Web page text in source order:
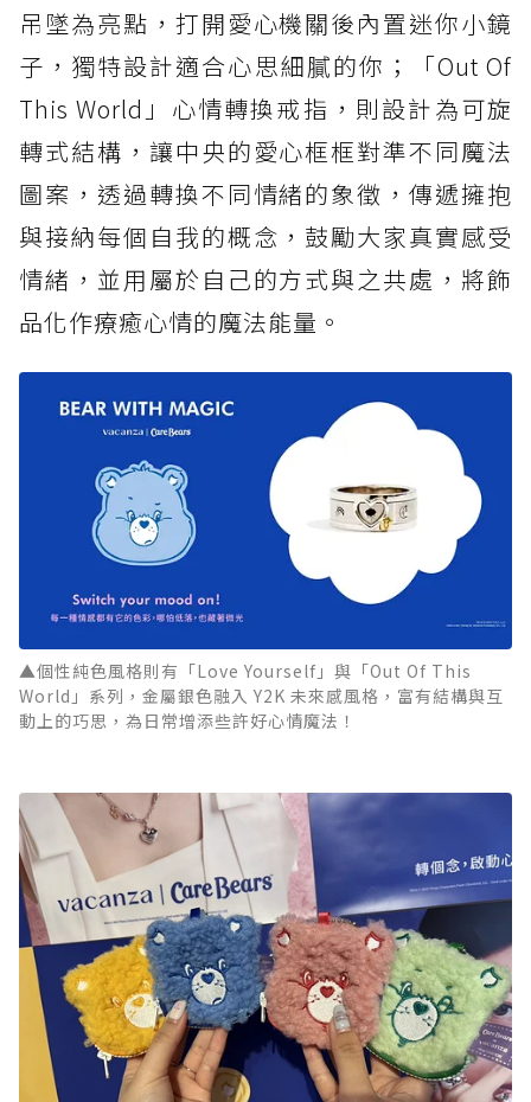
吊墜為亮點，打開愛心機關後內置迷你小鏡
子，獨特設計適合心思細膩的你；「Out Of
This World」心情轉換戒指，則設計為可旋
轉式結構，讓中央的愛心框框對準不同魔法
圖案，透過轉換不同情緒的象徵，傳遞擁抱
與接納每個自我的概念，鼓勵大家真實感受
情緒，並用屬於自己的方式與之共處，將飾
品化作療癒心情的魔法能量。
▲個性純色風格則有「Love Yourself」與「Out Of This
World」系列，金屬銀色融入 Y2K 未來感風格，富有結構與互
動上的巧思，為日常增添些許好心情魔法！